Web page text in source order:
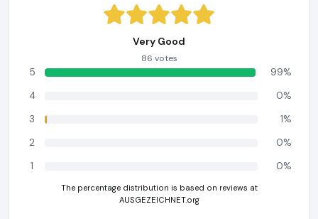
Very Good
86 votes
5
99%
4
0%
3
1%
2
0%
1
0%
The percentage distribution is based on reviews at
AUSGEZEICHNET.org